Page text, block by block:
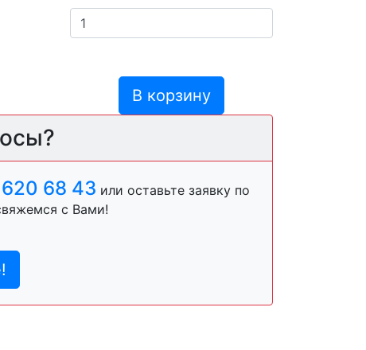
В корзину
68 43 или оставьте заявку по
с Вами!